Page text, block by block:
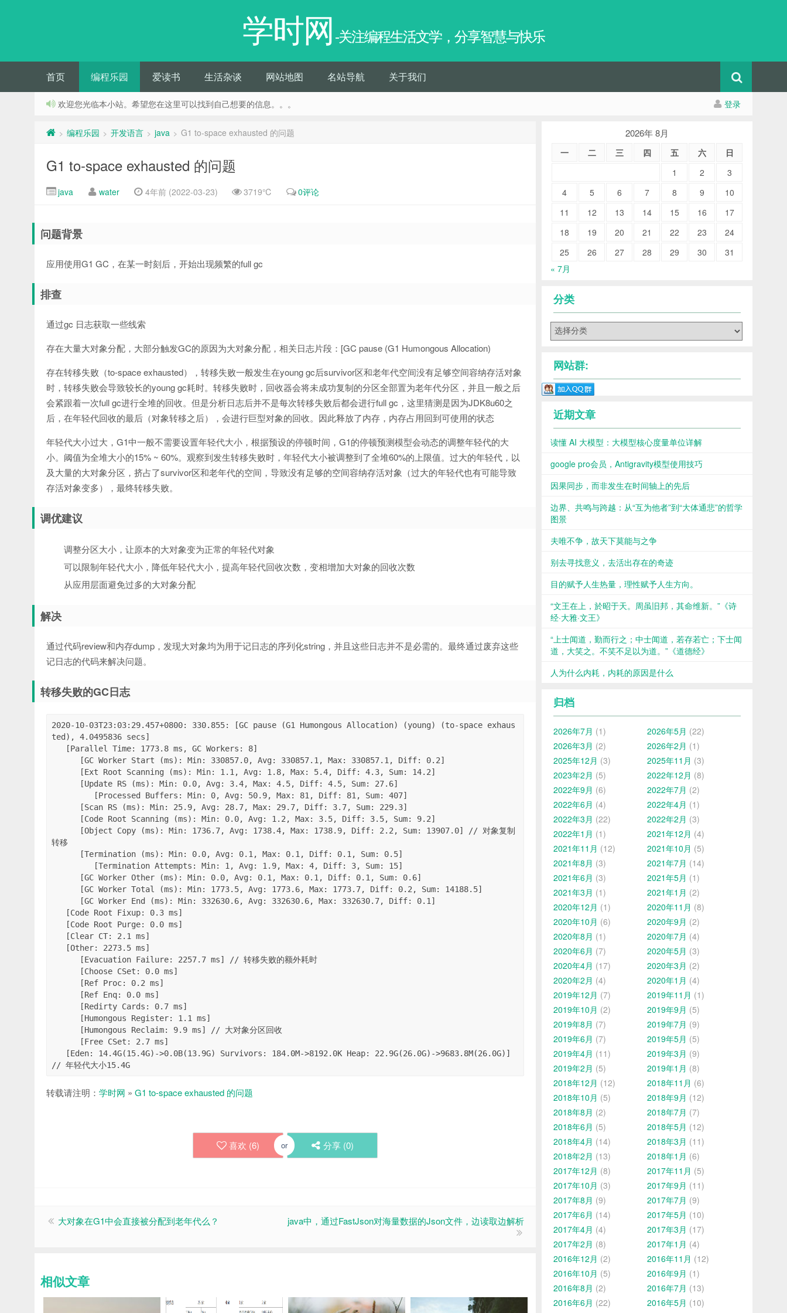
学时网 -关注编程生活文学，分享智慧与快乐
首页 编程乐园 爱读书 生活杂谈 网站地图 名站导航 关于我们
登录
欢迎您光临本小站。希望您在这里可以找到自己想要的信息。。。
> 编程乐园 > 开发语言 > java > G1 to-space exhausted 的问题
G1 to-space exhausted 的问题
java water 4年前 (2022-03-23) 3719℃ 0评论
问题背景
应用使用G1 GC，在某一时刻后，开始出现频繁的full gc
排查
通过gc 日志获取一些线索
存在大量大对象分配，大部分触发GC的原因为大对象分配，相关日志片段：[GC pause (G1 Humongous Allocation)
存在转移失败（to-space exhausted），转移失败一般发生在young gc后survivor区和老年代空间没有足够空间容纳存活对象
时，转移失败会导致较长的young gc耗时。转移失败时，回收器会将未成功复制的分区全部置为老年代分区，并且一般之后
会紧跟着一次full gc进行全堆的回收。但是分析日志后并不是每次转移失败后都会进行full gc，这里猜测是因为JDK8u60之
后，在年轻代回收的最后（对象转移之后），会进行巨型对象的回收。因此释放了内存，内存占用回到可使用的状态
年轻代大小过大，G1中一般不需要设置年轻代大小，根据预设的停顿时间，G1的停顿预测模型会动态的调整年轻代的大
小。阈值为全堆大小的15% ~ 60%。观察到发生转移失败时，年轻代大小被调整到了全堆60%的上限值。过大的年轻代，以
及大量的大对象分区，挤占了survivor区和老年代的空间，导致没有足够的空间容纳存活对象（过大的年轻代也有可能导致
存活对象变多），最终转移失败。
调优建议
调整分区大小，让原本的大对象变为正常的年轻代对象
可以限制年轻代大小，降低年轻代大小，提高年轻代回收次数，变相增加大对象的回收次数
从应用层面避免过多的大对象分配
解决
通过代码review和内存dump，发现大对象均为用于记日志的序列化string，并且这些日志并不是必需的。最终通过废弃这些
记日志的代码来解决问题。
转移失败的GC日志
2020-10-03T23:03:29.457+0800: 330.855: [GC pause (G1 Humongous Allocation) (young) (to-space exhaus
ted), 4.0495836 secs]
转移
// 年轻代大小15.4G
转载请注明： 学时网 » G1 to-space exhausted 的问题
喜欢 (6) or 分享 (0)
大对象在G1中会直接被分配到老年代么？ java中，通过FastJson对海量数据的Json文件，边读取边解析
相似文章
2026年 8月
一 二 三 四 五 六
日
1
2
3
4
5 6 7 8 9
10
11
12 13 14 15 16
17
18
19 20 21 22 23
24
25
26 27 28 29 30
31
« 7月
分类
网站群:
近期文章
读懂 AI 大模型：大模型核心度量单位详解
google pro会员，Antigravity模型使用技巧
因果同步，而非发生在时间轴上的先后
边界、共鸣与跨越：从“互为他者”到“大体通悲”的哲学
图景
夫唯不争，故天下莫能与之争
别去寻找意义，去活出存在的奇迹
目的赋予人生热量，理性赋予人生方向。
“文王在上，於昭于天。周虽旧邦，其命维新。”《诗
经·大雅·文王》
“上士闻道，勤而行之；中士闻道，若存若亡；下士闻
道，大笑之。不笑不足以为道。”《道德经》
人为什么内耗，内耗的原因是什么
归档
2026年7月 (1) 2026年5月 (22)
2026年3月 (2) 2026年2月 (1)
2025年12月 (3) 2025年11月 (3)
2023年2月 (5) 2022年12月 (8)
2022年9月 (6) 2022年7月 (2)
2022年6月 (4) 2022年4月 (1)
2022年3月 (22) 2022年2月 (3)
2022年1月 (1) 2021年12月 (4)
2021年11月 (12) 2021年10月 (5)
2021年8月 (3) 2021年7月 (14)
2021年6月 (3) 2021年5月 (1)
2021年3月 (1) 2021年1月 (2)
2020年12月 (1) 2020年11月 (8)
2020年10月 (6) 2020年9月 (2)
2020年8月 (1) 2020年7月 (4)
2020年6月 (7) 2020年5月 (3)
2020年4月 (17) 2020年3月 (2)
2020年2月 (4) 2020年1月 (4)
2019年12月 (7) 2019年11月 (1)
2019年10月 (2) 2019年9月 (5)
2019年8月 (7) 2019年7月 (9)
2019年6月 (7) 2019年5月 (5)
2019年4月 (11) 2019年3月 (9)
2019年2月 (5) 2019年1月 (8)
2018年12月 (12) 2018年11月 (6)
2018年10月 (5) 2018年9月 (12)
2018年8月 (2) 2018年7月 (7)
2018年6月 (5) 2018年5月 (12)
2018年4月 (14) 2018年3月 (11)
2018年2月 (13) 2018年1月 (6)
2017年12月 (8) 2017年11月 (5)
2017年10月 (3) 2017年9月 (11)
2017年8月 (9) 2017年7月 (9)
2017年6月 (14) 2017年5月 (10)
2017年4月 (4) 2017年3月 (17)
2017年2月 (8) 2017年1月 (4)
2016年12月 (2) 2016年11月 (12)
2016年10月 (5) 2016年9月 (1)
2016年8月 (2) 2016年7月 (13)
2016年6月 (22) 2016年5月 (10)